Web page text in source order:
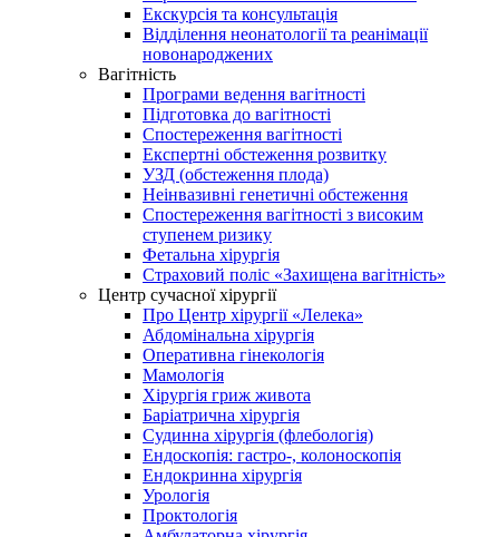
Екскурсія та консультація
Відділення неонатології та реанімації
новонароджених
Вагітність
Програми ведення вагітності
Підготовка до вагітності
Спостереження вагітності
Експертні обстеження розвитку
УЗД (обстеження плода)
Неінвазивні генетичні обстеження
Спостереження вагітності з високим
ступенем ризику
Фетальна хірургія
Страховий поліс «Захищена вагітність»
Центр сучасної хірургії
Про Центр хірургії «Лелека»
Абдомінальна хірургія
Оперативна гінекологія
Мамологія
Хірургія гриж живота
Баріатрична хірургія
Судинна хірургія (флебологія)
Ендоскопія: гастро-, колоноскопія
Ендокринна хірургія
Урологія
Проктологія